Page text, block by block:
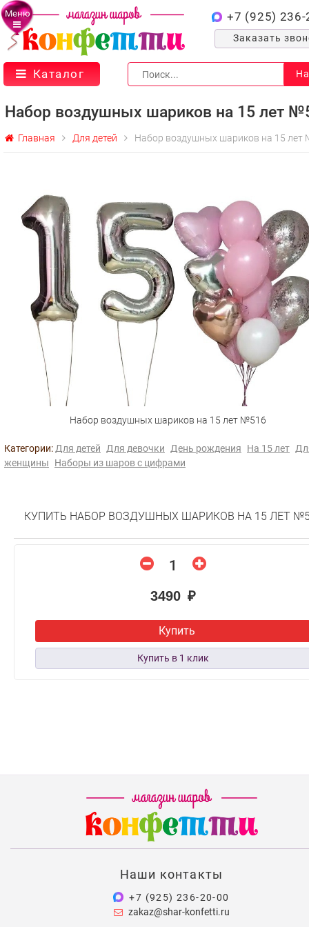
Меню +7 (925) 236-
Заказать
Каталог
Набор воздушных шариков на 15 лет
Главная Для детей Набор воздушных шариков на 15 лет
Набор воздушных шариков на 15 лет №516
Категории:Для детей Для девочки День рождения На 15 лет
женщины
Наборы из шаров с цифрами
КУПИТЬ НАБОР ВОЗДУШНЫХ ШАРИКОВ НА 15 ЛЕТ
3490 ₽
Купить
Наши контакты
+7 (925) 236-20-00
zakaz@shar-konfetti.ru